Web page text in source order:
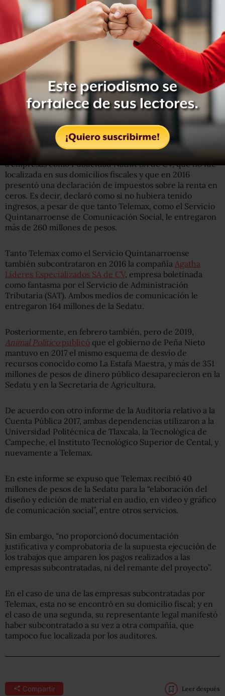
Los convenios señalados por la ASF en La
Estafa Maestra
Cabe recordar queen febrero de 2018se dio a conocer
un informe de la Auditoría Superior de la Federación
(ASF) en el que se expuso que en 2016 la Sedatu, dirigida
en ese entonces por Rosario Robles -hoy en prisión
preventiva por La Estafa Maestra-, desvió 1 mil 747
millones de recursos públicos utilizando universidades
públicas y también a radios y televisoras estatales.
Entre los medios de comunicación estatales que habrían
participado en el desvío se señaló a Telemax de Sonora,
que, por ejemplo, subcontrató con el dinero de la Sedatu
a empresas como Publicidad Natnit SA de CV, que no fue
localizada en sus domicilios fiscales y que en 2016
presentó una declaración de impuestos sobre la renta en
ceros. Es decir, declaró como si no hubiera tenido
ingresos, a pesar de que tanto Telemax, como el Servicio
Quintanarroense de Comunicación Social, le entregaron
más de 260 millones de pesos.
Tanto Telemax como el Servicio Quintanarroense
también subcontrataron en 2016 la compañía Agatha
Líderes Especializados SA de CV, empresa boletinada
como fantasma por el Servicio de Administración
Tributaria (SAT). Ambos medios de comunicación le
entregaron 164 millones de la Sedatu.
Posteriormente, en febrero también, pero de 2019,
Animal Políticopublicó que el gobierno de Peña Nieto
mantuvo en 2017 el mismo esquema de desvío de
recursos conocido como La Estafa Maestra, y más de 351
millones de pesos de dinero público desaparecieron en la
Sedatu y en la Secretaría de Agricultura.
De acuerdo con otro informe de la Auditoría relativo a la
Cuenta Pública 2017, ambas dependencias utilizaron a la
Universidad Politécnica de Tlaxcala, la Tecnológica de
Campeche, el Instituto Tecnológico Superior de Cental, y
nuevamente a Telemax.
En este informe se expuso que Telemax recibió 40
millones de pesos de la Sedatu para la “elaboración del
diseño y edición de material en audio, en video y gráfico
de comunicación social”, entre otros servicios.
Sin embargo, “no proporcionó documentación
justificativa y comprobatoria de la supuesta ejecución de
los trabajos que amparen los pagos realizados a las
empresas subcontratadas, ni del remante del proyecto”.
En el caso de una de las empresas subcontratadas por
Telemax, esta no se encontró en su domicilio fiscal; y en
el caso de una segunda, su representante legal manifestó
haber subcontratado a su vez a otra compañía, que
tampoco fue localizada por los auditores.
Compartir Leer después